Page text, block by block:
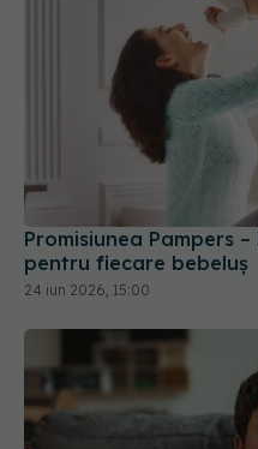
Promisiunea Pampers
pentru fiecare bebeluș
24 iun 2026, 15:00